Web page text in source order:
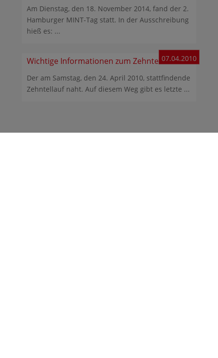
Am Dienstag, den 18. November 2014, fand der 2.
Hamburger MINT-Tag statt. In der Ausschreibung
hieß es: ...
Wichtige Informationen zum Zehntellauf07.04.2010
Der am Samstag, den 24. April 2010, stattfindende
Zehntellauf naht. Auf diesem Weg gibt es letzte ...